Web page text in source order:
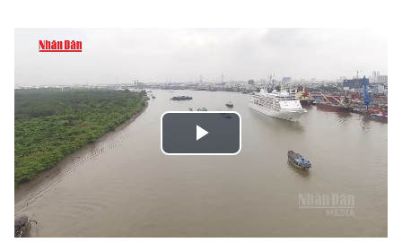
KHOA HỌC - CÔNG NGHỆ
MÔI TRƯỜNG
BẠN ĐỌC
KIỂM CHỨNG THÔNG TIN
Play